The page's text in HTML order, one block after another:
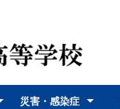
災害・感染症